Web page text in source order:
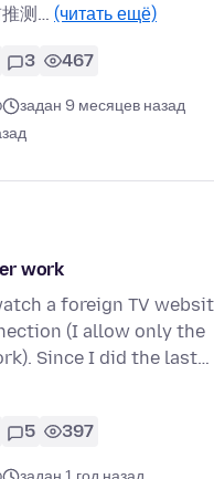
测… (читать ещё)
3 467
задан 9 месяцев назад
work
a foreign TV
(I allow only the
Since I did the last…
5 397